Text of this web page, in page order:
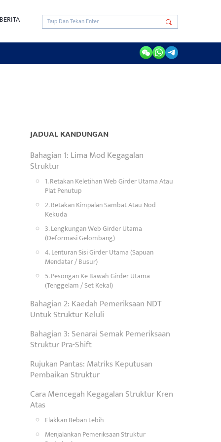
BERITA
JADUAL KANDUNGAN
Bahagian 1: Lima Mod Kegagalan
Struktur
1. Retakan Keletihan Web Girder Utama Atau
Plat Penutup
2. Retakan Kimpalan Sambat Atau Nod
Kekuda
3. Lengkungan Web Girder Utama
(Deformasi Gelombang)
4. Lenturan Sisi Girder Utama (Sapuan
Mendatar / Busur)
5. Pesongan Ke Bawah Girder Utama
(Tenggelam / Set Kekal)
Bahagian 2: Kaedah Pemeriksaan NDT
Untuk Struktur Keluli
Bahagian 3: Senarai Semak Pemeriksaan
Struktur Pra-Shift
Rujukan Pantas: Matriks Keputusan
Pembaikan Struktur
Cara Mencegah Kegagalan Struktur Kren
Atas
Elakkan Beban Lebih
Menjalankan Pemeriksaan Struktur